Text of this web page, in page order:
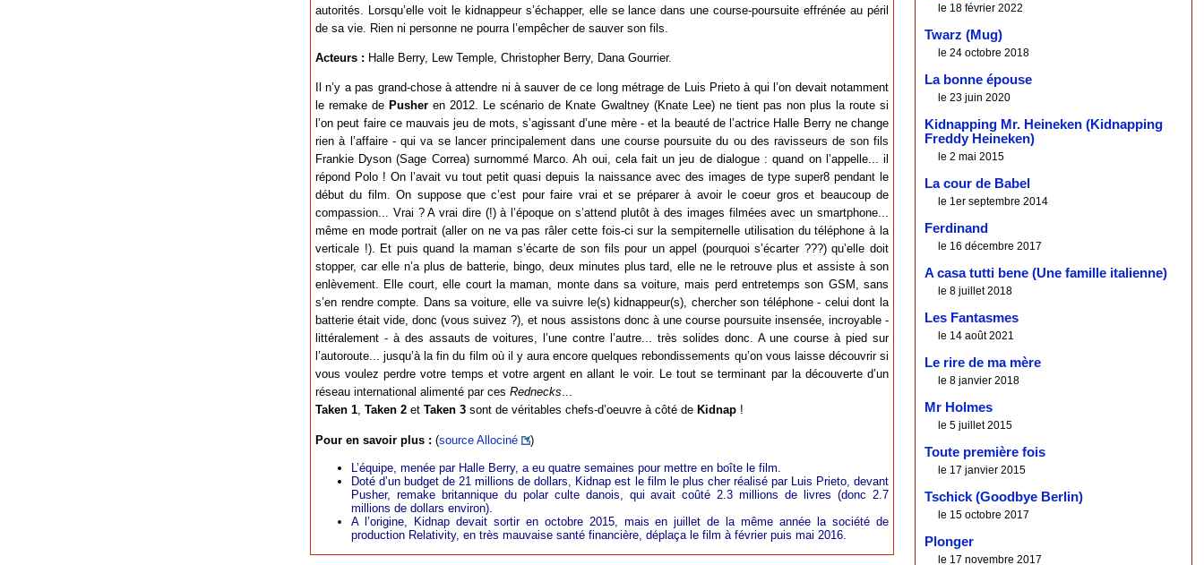
autorités. Lorsqu’elle voit le kidnappeur s’échapper, elle se lance dans une course-poursuite effrénée au péril
de sa vie. Rien ni personne ne pourra l’empêcher de sauver son fils.
Acteurs : Halle Berry, Lew Temple, Christopher Berry, Dana Gourrier.
Il n’y a pas grand-chose à attendre ni à sauver de ce long métrage de Luis Prieto à qui l’on devait notamment
le remake de Pusheren 2012. Le scénario de Knate Gwaltney (Knate Lee) ne tient pas non plus la route si
l’on peut faire ce mauvais jeu de mots, s’agissant d’une mère - et la beauté de l’actrice Halle Berry ne change
rien à l’affaire - qui va se lancer principalement dans une course poursuite du ou des ravisseurs de son fils
Frankie Dyson (Sage Correa) surnommé Marco. Ah oui, cela fait un jeu de dialogue : quand on l’appelle... il
répond Polo ! On l’avait vu tout petit quasi depuis la naissance avec des images de type super8 pendant le
début du film. On suppose que c’est pour faire vrai et se préparer à avoir le coeur gros et beaucoup de
compassion... Vrai ? A vrai dire (!) à l’époque on s’attend plutôt à des images filmées avec un smartphone...
même en mode portrait (aller on ne va pas râler cette fois-ci sur la sempiternelle utilisation du téléphone à la
verticale !). Et puis quand la maman s’écarte de son fils pour un appel (pourquoi s’écarter ???) qu’elle doit
stopper, car elle n’a plus de batterie, bingo, deux minutes plus tard, elle ne le retrouve plus et assiste à son
enlèvement. Elle court, elle court la maman, monte dans sa voiture, mais perd entretemps son GSM, sans
s’en rendre compte. Dans sa voiture, elle va suivre le(s) kidnappeur(s), chercher son téléphone - celui dont la
batterie était vide, donc (vous suivez ?), et nous assistons donc à une course poursuite insensée, incroyable -
littéralement - à des assauts de voitures, l’une contre l’autre... très solides donc. A une course à pied sur
l’autoroute... jusqu’à la fin du film où il y aura encore quelques rebondissements qu’on vous laisse découvrir si
vous voulez perdre votre temps et votre argent en allant le voir. Le tout se terminant par la découverte d’un
réseau international alimenté par ces Rednecks...
Taken 1, Taken 2 et Taken 3 sont de véritables chefs-d’oeuvre à côté de Kidnap !
Pour en savoir plus : (source Allociné )
L’équipe, menée par Halle Berry, a eu quatre semaines pour mettre en boîte le film.
Doté d’un budget de 21 millions de dollars, Kidnap est le film le plus cher réalisé par Luis Prieto, devant
Pusher, remake britannique du polar culte danois, qui avait coûté 2.3 millions de livres (donc 2.7
millions de dollars environ).
A l’origine, Kidnap devait sortir en octobre 2015, mais en juillet de la même année la société de
production Relativity, en très mauvaise santé financière, déplaça le film à février puis mai 2016.
le 18 février 2022
Twarz (Mug)
le 24 octobre 2018
La bonne épouse
le 23 juin 2020
Kidnapping Mr. Heineken (Kidnapping
Freddy Heineken)
le 2 mai 2015
La cour de Babel
le 1er septembre 2014
Ferdinand
le 16 décembre 2017
A casa tutti bene (Une famille italienne)
le 8 juillet 2018
Les Fantasmes
le 14 août 2021
Le rire de ma mère
le 8 janvier 2018
Mr Holmes
le 5 juillet 2015
Toute première fois
le 17 janvier 2015
Tschick (Goodbye Berlin)
le 15 octobre 2017
Plonger
le 17 novembre 2017